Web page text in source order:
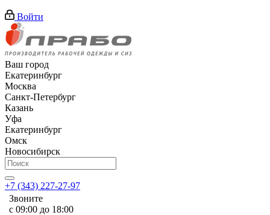
Войти
Ваш город
Екатеринбург
Москва
Санкт-Петербург
Казань
Уфа
Екатеринбург
Омск
Новосибирск
+7 (343) 227-27-97
Звоните
с 09:00 до 18:00